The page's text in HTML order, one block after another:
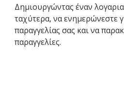
Δημιουργώντας έναν
ταχύτερα, να ενημερώνεστε
παραγγελίας σας και να
παραγγελίες.